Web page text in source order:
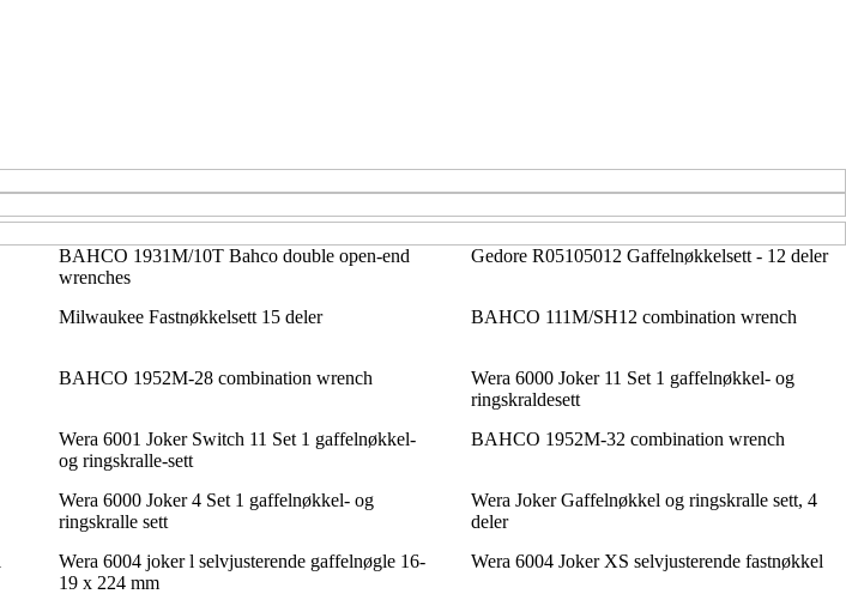
BAHCO 1931M/10T Bahco double open-end
wrenches
Gedore R05105012 Gaffelnøkkelsett - 12 deler
Milwaukee Fastnøkkelsett 15 deler BAHCO 111M/SH12 combination wrench
BAHCO 1952M-28 combination wrench
Wera 6000 Joker 11 Set 1 gaffelnøkkel- og
ringskraldesett
Wera 6001 Joker Switch 11 Set 1 gaffelnøkkel-
og ringskralle-sett
BAHCO 1952M-32 combination wrench
Wera 6000 Joker 4 Set 1 gaffelnøkkel- og
ringskralle sett
Wera Joker Gaffelnøkkel og ringskralle sett, 4
deler
Wera 6004 joker l selvjusterende gaffelnøgle 16-
19 x 224 mm
Wera 6004 Joker XS selvjusterende fastnøkkel